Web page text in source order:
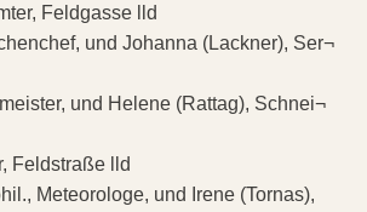
Feldgasse lld
und Johanna (Lackner), Ser¬
und Helene (Rattag), Schnei¬
Feldstraße lld
Meteorologe, und Irene (Tornas),